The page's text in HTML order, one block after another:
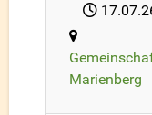
Marienberg